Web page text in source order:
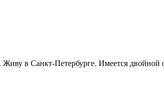
в Санкт-Петербурге. Имеется двойной